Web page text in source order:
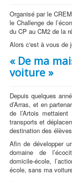
Organisé par le
le Challenge de
du CP au CM2 de la
Alors c'est à vous de
« De ma
voiture »
Depuis quelques
d’Arras, et en
de l’Artois
transports et
destination des
Afin de développer
domaine de
domicile-école,
école, sans ma